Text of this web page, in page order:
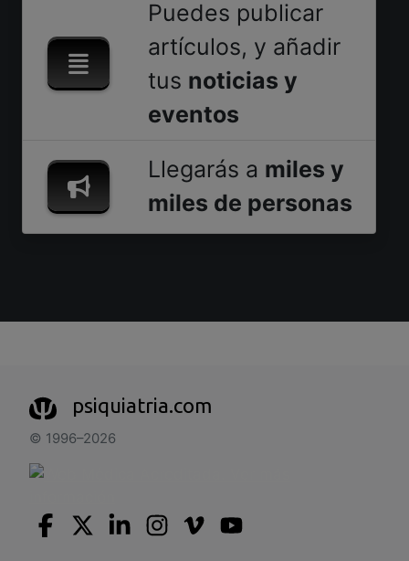
Puedes publicar
artículos, y añadir
tus noticias y
eventos
Llegarás a miles y
miles de personas
psiquiatria.com
© 1996–2026